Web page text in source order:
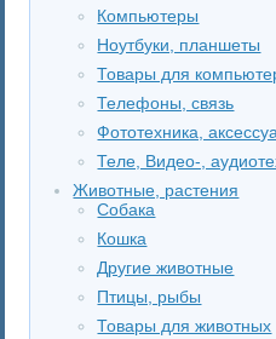
Компьютеры
Ноутбуки, планшеты
Товары для
Телефоны, связь
Фототехника,
Теле, Видео-,
Животные, растения
Собака
Кошка
Другие животные
Птицы, рыбы
Товары для животных